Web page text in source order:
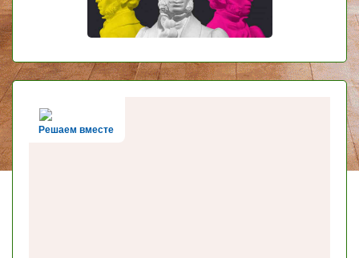
Решаем вместе